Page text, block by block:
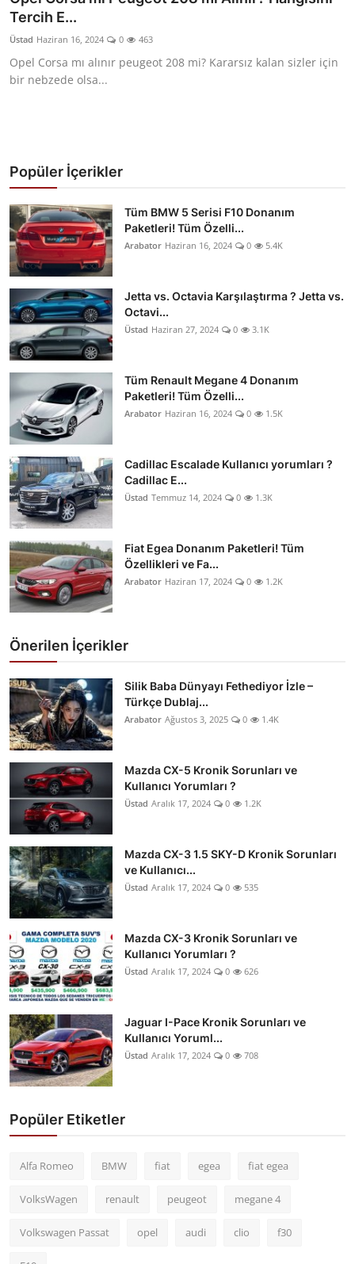
Tercih E...
Üstad Haziran 16, 2024 0 463
Opel Corsa mı alınır peugeot 208 mi? Kararsız kalan sizler için
bir nebzede olsa...
Popüler İçerikler
Tüm BMW 5 Serisi F10 Donanım
Paketleri! Tüm Özelli...
Arabator Haziran 16, 2024 0 5.4K
Jetta vs. Octavia Karşılaştırma ? Jetta vs.
Octavi...
Üstad Haziran 27, 2024 0 3.1K
Tüm Renault Megane 4 Donanım
Paketleri! Tüm Özelli...
Arabator Haziran 16, 2024 0 1.5K
Cadillac Escalade Kullanıcı yorumları ?
Cadillac E...
Üstad Temmuz 14, 2024 0 1.3K
Fiat Egea Donanım Paketleri! Tüm
Özellikleri ve Fa...
Arabator Haziran 17, 2024 0 1.2K
Önerilen İçerikler
Silik Baba Dünyayı Fethediyor İzle –
Türkçe Dublaj...
Arabator Ağustos 3, 2025 0 1.4K
Mazda CX-5 Kronik Sorunları ve
Kullanıcı Yorumları ?
Üstad Aralık 17, 2024 0 1.2K
Mazda CX-3 1.5 SKY-D Kronik Sorunları
ve Kullanıcı...
Üstad Aralık 17, 2024 0 535
Mazda CX-3 Kronik Sorunları ve
Kullanıcı Yorumları ?
Üstad Aralık 17, 2024 0 626
Jaguar I-Pace Kronik Sorunları ve
Kullanıcı Yoruml...
Üstad Aralık 17, 2024 0 708
Popüler Etiketler
Alfa Romeo BMW fiat egea fiat egea
VolksWagen renault peugeot megane 4
Volkswagen Passat opel audi clio f30